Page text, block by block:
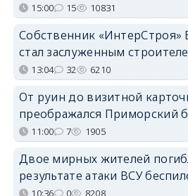
15:00 15 10831
Собственник «ИнтерСтроя»
стал заслуженным
13:04 32 6210
От руин до визитной
преображался Приморский
11:00 7 1905
Двое мирных жителей
результате атаки ВСУ
10:36 0 8208